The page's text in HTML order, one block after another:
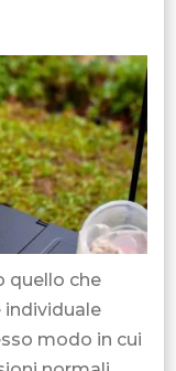
quello che
individuale
modo in cui